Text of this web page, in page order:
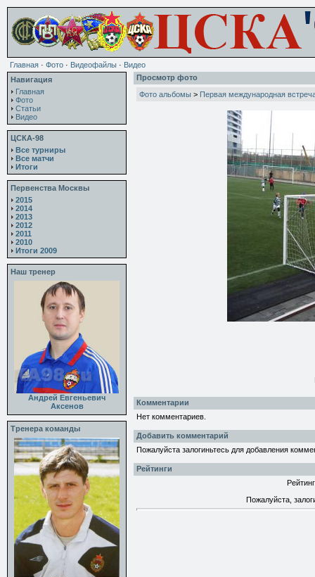
Главная · Фото · Видеофайлы · Видео
Навигация
Главная
Фото
Статьи
Видео
ЦСКА-98
Все турниры
Все матчи
Итоги
Первенства Москвы
2015
2014
2013
2012
2011
2010
Итоги 2009
Наш тренер
Андрей Евгеньевич
Аксенов
Тренера команды
Просмотр фото
Фото альбомы > Первая международная
Комментарии
Нет комментариев.
Добавить комментарий
Пожалуйста залогиньтесь для добавления
Рейтинги
Пожалуйста,